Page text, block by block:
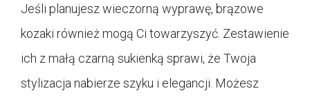
Jeśli planujesz wieczorną wyprawę, brązowe
kozaki również mogą Ci towarzyszyć. Zestawienie
ich z małą czarną sukienką sprawi, że Twoja
stylizacja nabierze szyku i elegancji. Możesz